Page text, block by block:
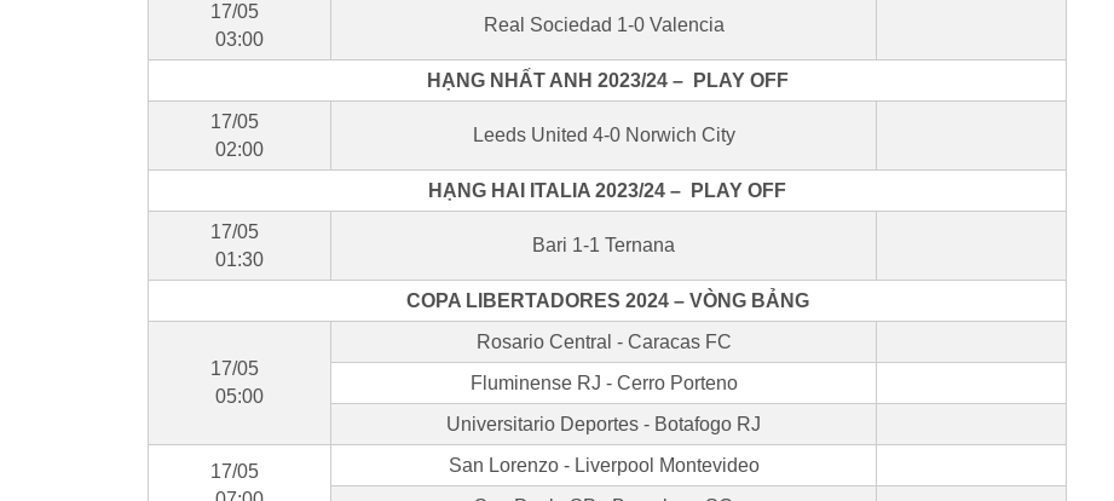
17/05
03:00
Real Sociedad 1-0 Valencia
HẠNG NHẤT ANH 2023/24 – PLAY OFF
17/05
02:00
Leeds United 4-0 Norwich City
HẠNG HAI ITALIA 2023/24 – PLAY OFF
17/05
01:30
Bari 1-1 Ternana
COPA LIBERTADORES 2024 – VÒNG BẢNG
17/05
05:00
Rosario Central - Caracas FC
Fluminense RJ - Cerro Porteno
Universitario Deportes - Botafogo RJ
17/05
San Lorenzo - Liverpool Montevideo